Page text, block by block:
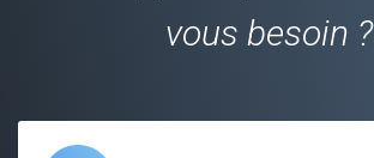
vous besoin ?